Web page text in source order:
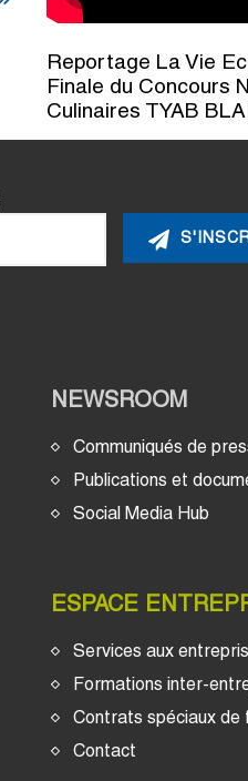
Reportage La Vie
Finale du Concours
Culinaires TYAB
NEWSROOM
Communiqués de
Publications et
Social Media Hub
ESPACE
Services aux
Formations inter-
Contrats spéciaux de
Contact